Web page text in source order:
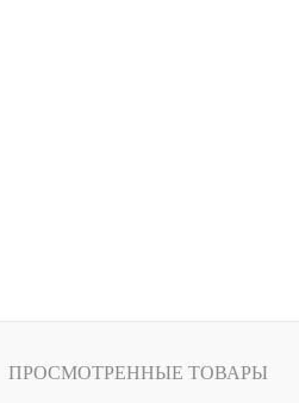
ПРОСМОТРЕННЫЕ ТОВАРЫ